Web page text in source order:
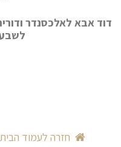
דוד אבא לאלכסנדר
חזרה לעמוד הבית